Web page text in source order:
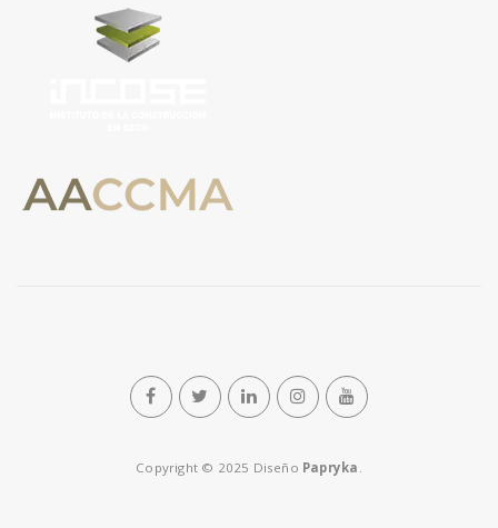
Copyright © 2025 Diseño Papryka .